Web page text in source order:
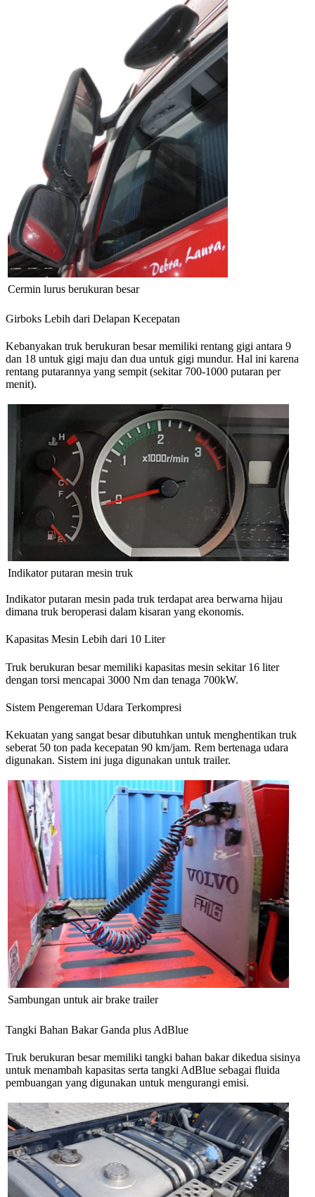
Cermin lurus berukuran besar
Girboks Lebih dari Delapan Kecepatan
Kebanyakan truk berukuran besar memiliki rentang gigi antara 9
dan 18 untuk gigi maju dan dua untuk gigi mundur. Hal ini karena
rentang putarannya yang sempit (sekitar 700-1000 putaran per
menit).
Indikator putaran mesin truk
Indikator putaran mesin pada truk terdapat area berwarna hijau
dimana truk beroperasi dalam kisaran yang ekonomis.
Kapasitas Mesin Lebih dari 10 Liter
Truk berukuran besar memiliki kapasitas mesin sekitar 16 liter
dengan torsi mencapai 3000 Nm dan tenaga 700kW.
Sistem Pengereman Udara Terkompresi
Kekuatan yang sangat besar dibutuhkan untuk menghentikan truk
seberat 50 ton pada kecepatan 90 km/jam. Rem bertenaga udara
digunakan. Sistem ini juga digunakan untuk trailer.
Sambungan untuk air brake trailer
Tangki Bahan Bakar Ganda plus AdBlue
Truk berukuran besar memiliki tangki bahan bakar dikedua sisinya
untuk menambah kapasitas serta tangki AdBlue sebagai fluida
pembuangan yang digunakan untuk mengurangi emisi.